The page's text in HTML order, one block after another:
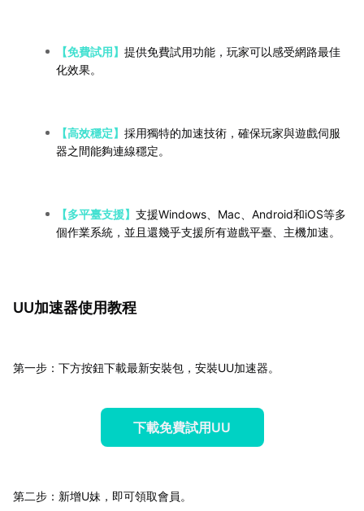
【免費試用】 提供免費試用功能，玩家可以感受網路最佳
化效果。
【高效穩定】 採用獨特的加速技術，確保玩家與遊戲伺服
器之間能夠連線穩定。
【多平臺支援】 支援Windows、Mac、Android和iOS等多
個作業系統，並且還幾乎支援所有遊戲平臺、主機加速。
UU加速器使用教程
第一步：下方按鈕下載最新安裝包，安裝UU加速器。
下載免費試用UU
第二步：新增U妹，即可領取會員。